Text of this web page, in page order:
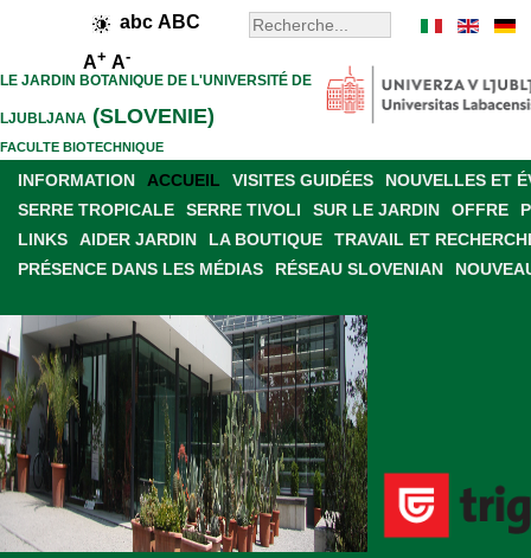
abc ABC
A+ A-
LE JARDIN BOTANIQUE DE L'UNIVERSITÉ DE
LJUBLJANA (SLOVENIE)
FACULTE BIOTECHNIQUE
INFORMATION ACCUEIL VISITES GUIDÉES
NOUVELLES ET
SERRE TROPICALE
SERRE TIVOLI SUR LE JARDIN OFFRE
LINKS
AIDER JARDIN LA BOUTIQUE
TRAVAIL ET
PRÉSENCE DANS LES MÉDIAS
RÉSEAU SLOVENIAN